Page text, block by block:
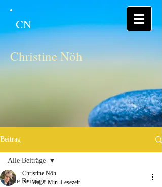
CN
Christine Nöh
Beitrag
Alle Beiträge
Alle Beiträge
Christine Nöh
22. Mai 1 Min. Lesezeit